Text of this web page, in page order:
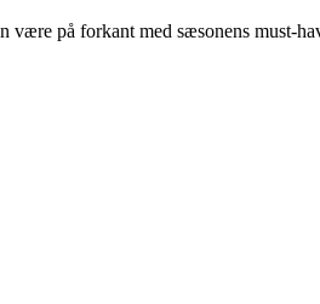
være på forkant med sæsonens must-